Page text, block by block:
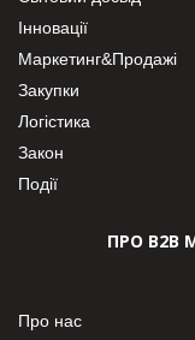
Інновації
Маркетинг&Продажі
Закупки
Логістика
Закон
Події
ПРО В2В
Про нас